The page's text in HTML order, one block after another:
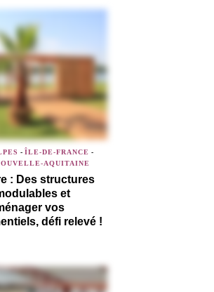
- ÎLE-DE-FRANCE -
AQUITAINE
: Des structures
et
vos
défi relevé !